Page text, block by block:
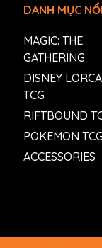
DANH MỤC
MAGIC: THE
GATHERING
DISNEY
TCG
RIFTBOUND
POKEMON TCG
ACCESSORIES